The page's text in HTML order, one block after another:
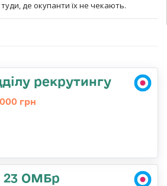
де окупанти їх не чекають.
рекрутингу
грн
23 ОМБр